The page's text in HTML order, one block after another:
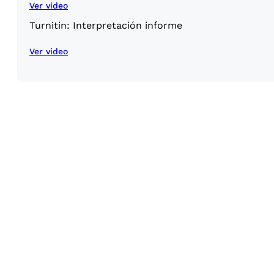
Ver video
Turnitin: Interpretación informe
Ver video